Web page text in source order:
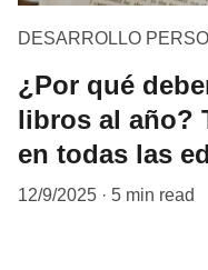
DESARROLLO
¿Por qué
libros al año?
en todas las
12/9/2025 5 min read